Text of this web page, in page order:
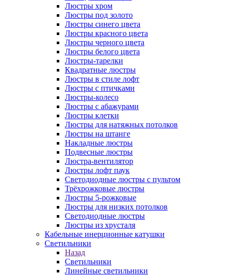
Люстры хром
Люстры под золото
Люстры синего цвета
Люстры красного цвета
Люстры черного цвета
Люстры белого цвета
Люстры-тарелки
Квадратные люстры
Люстры в стиле лофт
Люстры с птичками
Люстры-колесо
Люстры с абажурами
Люстры клетки
Люстры для натяжных потолков
Люстры на штанге
Накладные люстры
Подвесные люстры
Люстра-вентилятор
Люстры лофт паук
Светодиодные люстры с пультом
Трёхрожковые люстры
Люстры 5-рожковые
Люстры для низких потолков
Cветодиодные люстры
Люстры из хрусталя
Кабельные инерционные катушки
Светильники
Назад
Светильники
Линейные светильники